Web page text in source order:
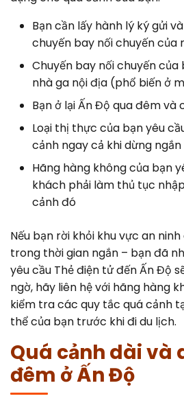
Bạn cần lấy hành lý ký gửi
chuyến bay nối chuyến của
Chuyến bay nối chuyến
nhà ga nội địa (phổ biến ở
Bạn ở lại Ấn Độ qua đêm và
Loại thị thực của bạn yêu
cảnh ngay cả khi dừng ngắn
Hãng hàng không của bạn
khách phải làm thủ tục
cảnh đó
Nếu bạn rời khỏi khu vực an
trong thời gian ngắn – bạn đã
yêu cầu Thẻ điện tử đến Ấn Độ
ngờ, hãy liên hệ với hãng hàng
kiểm tra các quy tắc quá cảnh
thể của bạn trước khi đi du lịch.
Quá cảnh dài và
đêm ở Ấn Độ